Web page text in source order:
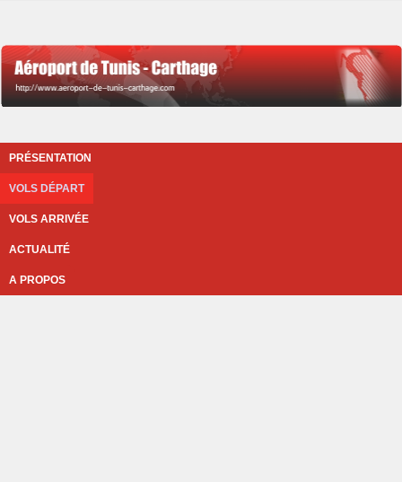
PRÉSENTATION
VOLS DÉPART
VOLS ARRIVÉE
ACTUALITÉ
A PROPOS